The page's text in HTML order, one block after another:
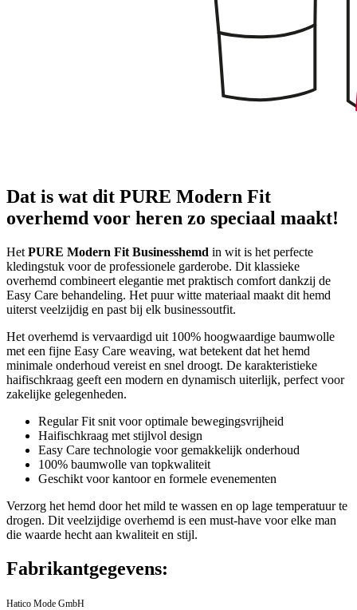
Dat is wat dit PURE Modern Fit
overhemd voor heren zo speciaal maakt!
Het PURE Modern Fit Businesshemd in wit is het perfecte
kledingstuk voor de professionele garderobe. Dit klassieke
overhemd combineert elegantie met praktisch comfort dankzij de
Easy Care behandeling. Het puur witte materiaal maakt dit hemd
uiterst veelzijdig en past bij elk businessoutfit.
Het overhemd is vervaardigd uit 100% hoogwaardige baumwolle
met een fijne Easy Care weaving, wat betekent dat het hemd
minimale onderhoud vereist en snel droogt. De karakteristieke
haifischkraag geeft een modern en dynamisch uiterlijk, perfect voor
zakelijke gelegenheden.
Regular Fit snit voor optimale bewegingsvrijheid
Haifischkraag met stijlvol design
Easy Care technologie voor gemakkelijk onderhoud
100% baumwolle van topkwaliteit
Geschikt voor kantoor en formele evenementen
Verzorg het hemd door het mild te wassen en op lage temperatuur te
drogen. Dit veelzijdige overhemd is een must-have voor elke man
die waarde hecht aan kwaliteit en stijl.
Fabrikantgegevens:
Hatico Mode GmbH